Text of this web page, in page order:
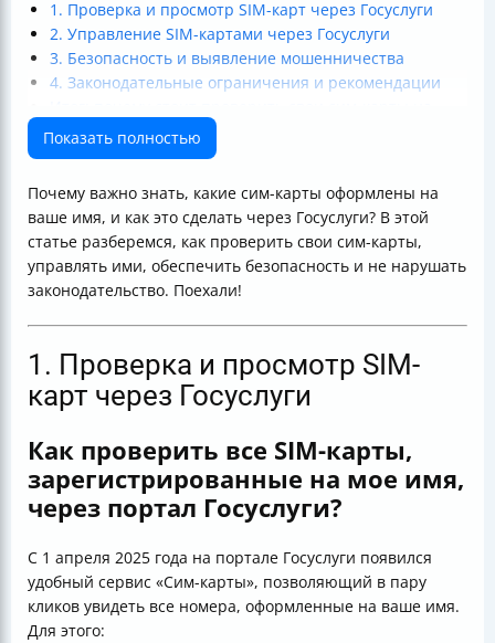
1. Проверка и просмотр SIM-карт через Госуслуги
2. Управление SIM-картами через Госуслуги
3. Безопасность и выявление мошенничества
4. Законодательные ограничения и рекомендации
Госуслугах прямо сейчас?
Показать полностью
Почему важно знать, какие сим-карты оформлены на
ваше имя, и как это сделать через Госуслуги? В этой
статье разберемся, как проверить свои сим-карты,
управлять ими, обеспечить безопасность и не нарушать
законодательство. Поехали!
1. Проверка и просмотр SIM-
карт через Госуслуги
Как проверить все SIM-карты,
зарегистрированные на мое имя,
через портал Госуслуги?
С 1 апреля 2025 года на портале Госуслуги появился
удобный сервис «Сим-карты», позволяющий в пару
кликов увидеть все номера, оформленные на ваше имя.
Для этого: